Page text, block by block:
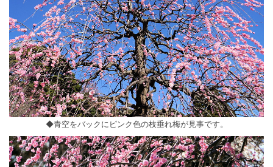
◆青空をバックにピンク色の枝垂れ梅が見事です。